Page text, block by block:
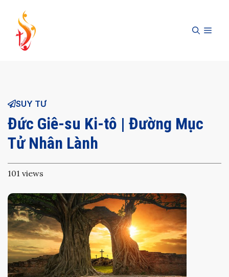
content
SUY TƯ
Đức Giê-su Ki-tô | Đường Mục
Tử Nhân Lành
101 views